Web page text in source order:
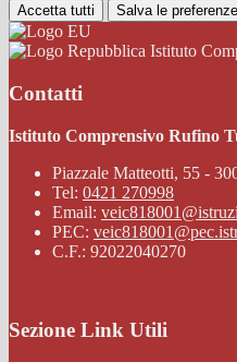
Accetta tutti Salva le preferenze
Istituto
Contatti
Istituto Comprensivo Rufino
Piazzale Matteotti, 55 -
Tel: 0421 270998
Email:
PEC:
C.F.: 92022040270
Sezione Link Utili